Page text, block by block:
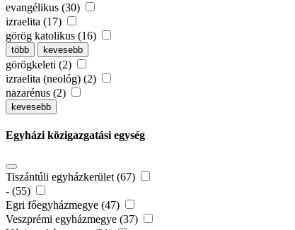
evangélikus (30)
izraelita (17)
görög katolikus (16)
több kevesebb
görögkeleti (2)
izraelita (neológ) (2)
nazarénus (2)
kevesebb
Egyházi közigazgatási egység
Tiszántúli egyházkerület (67)
- (55)
Egri főegyházmegye (47)
Veszprémi egyházmegye (37)